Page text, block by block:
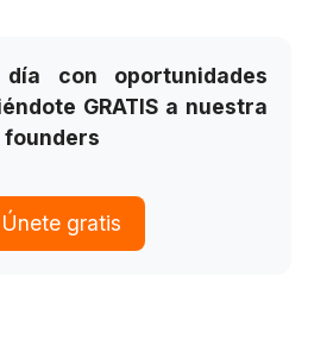
con oportunidades
GRATIS a nuestra
founders
Únete gratis